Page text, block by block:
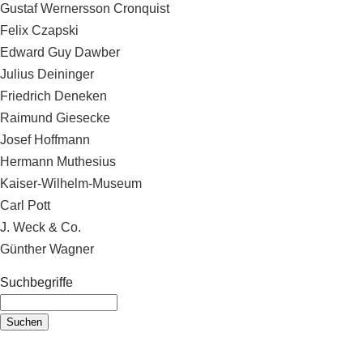
Gustaf Wernersson Cronquist
Felix Czapski
Edward Guy Dawber
Julius Deininger
Friedrich Deneken
Raimund Giesecke
Josef Hoffmann
Hermann Muthesius
Kaiser-Wilhelm-Museum
Carl Pott
J. Weck & Co.
Günther Wagner
Suchbegriffe